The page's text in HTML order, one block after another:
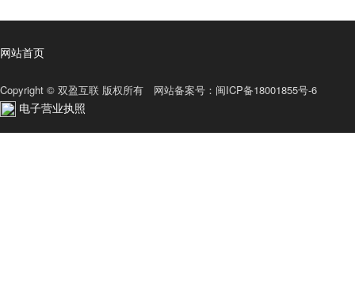
网站首页
Copyright © 双盈互联 版权所有 网站备案号： 闽ICP备18001855号-6
电子营业执照